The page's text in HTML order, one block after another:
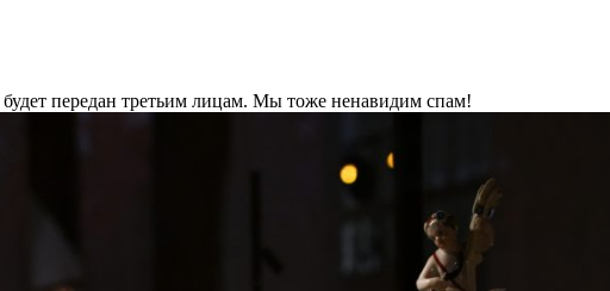
передан третьим лицам. Мы тоже ненавидим спам!